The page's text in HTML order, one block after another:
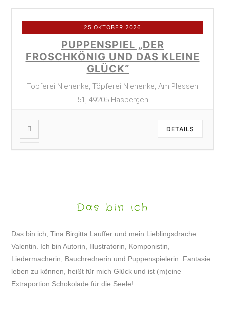
25 OKTOBER 2026
PUPPENSPIEL „DER
FROSCHKÖNIG UND DAS KLEINE
GLÜCK“
Töpferei Niehenke, Töpferei Niehenke, Am Plessen
51, 49205 Hasbergen
DETAILS
Das bin ich
Das bin ich, Tina Birgitta Lauffer und mein Lieblingsdrache
Valentin. Ich bin Autorin, Illustratorin, Komponistin,
Liedermacherin, Bauchrednerin und Puppenspielerin. Fantasie
leben zu können, heißt für mich Glück und ist (m)eine
Extraportion Schokolade für die Seele!